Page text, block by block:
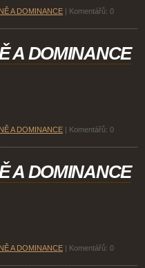
A DOMINANCE Komentářů: 0
A DOMINANCE
A DOMINANCE Komentářů: 0
A DOMINANCE
A DOMINANCE Komentářů: 0